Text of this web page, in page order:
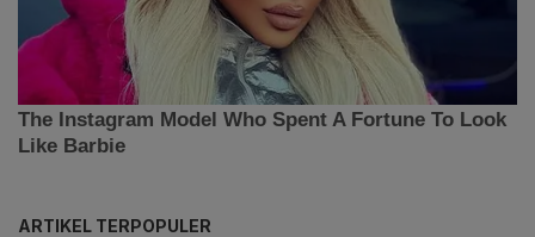
ARTIKEL TERPOPULER